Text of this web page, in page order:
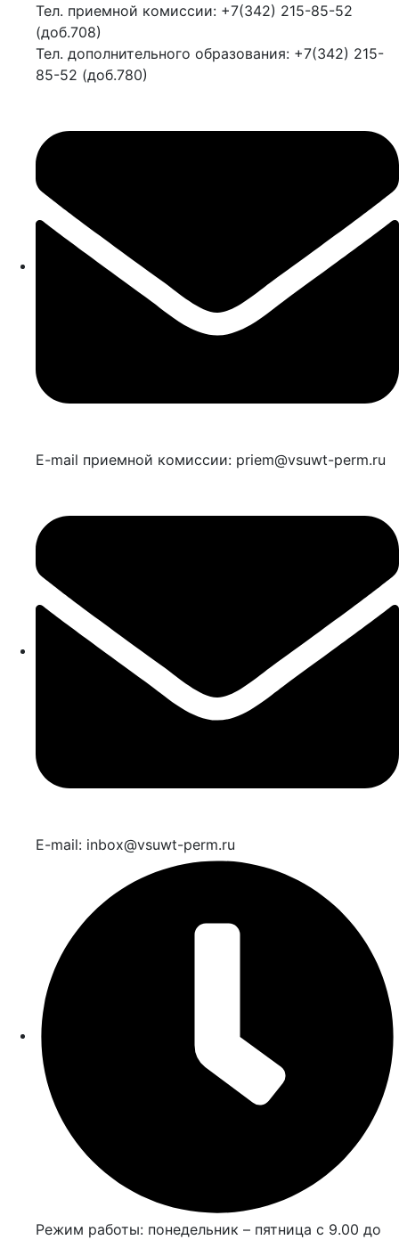
Тел. приемной комиссии: +7(342) 215-85-52
(доб.708)
Тел. дополнительного образования: +7(342) 215-
85-52 (доб.780)
E-mail приемной комиссии: priem@vsuwt-perm.ru
E-mail: inbox@vsuwt-perm.ru
Режим работы: понедельник – пятница с 9.00 до